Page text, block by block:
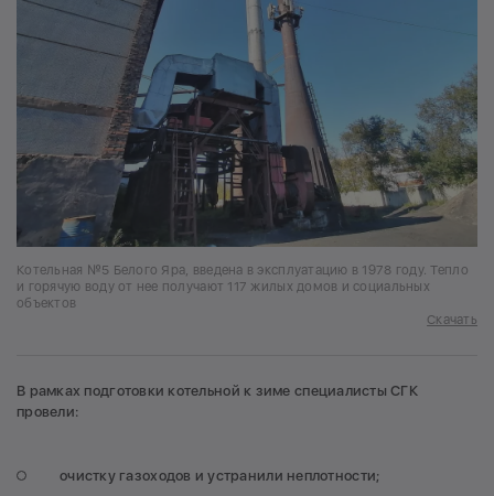
Котельная №5 Белого Яра, введена в эксплуатацию в 1978 году. Тепло
и горячую воду от нее получают 117 жилых домов и социальных
объектов
Скачать
В рамках подготовки котельной к зиме специалисты СГК
провели:
очистку газоходов и устранили неплотности;